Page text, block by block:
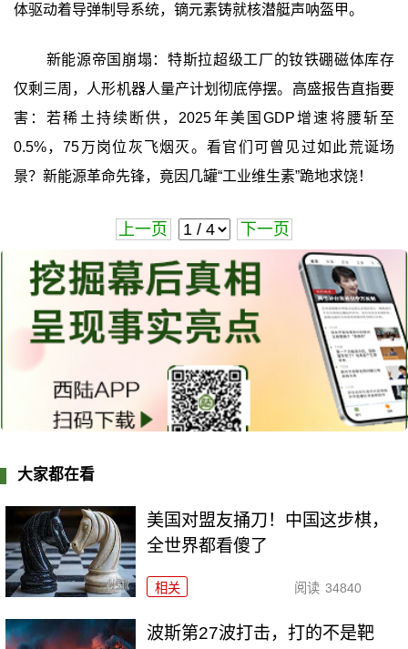
体驱动着导弹制导系统，镝元素铸就核潜艇声呐盔甲。
新能源帝国崩塌：特斯拉超级工厂的钕铁硼磁体库存
仅剩三周，人形机器人量产计划彻底停摆。高盛报告直指要
害：若稀土持续断供，2025年美国GDP增速将腰斩至
0.5%，75万岗位灰飞烟灭。看官们可曾见过如此荒诞场
景？新能源革命先锋，竟因几罐“工业维生素”跪地求饶！
上一页 下一页
大家都在看
美国对盟友捅刀！中国这步棋，
全世界都看傻了
相关 阅读 34840
波斯第27波打击，打的不是靶